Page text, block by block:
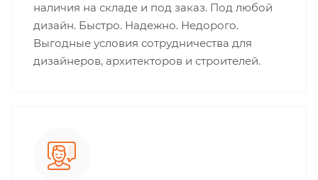
наличия на складе и под заказ. Под любой
дизайн. Быстро. Надежно. Недорого.
Выгодные условия сотрудничества для
дизайнеров, архитекторов и строителей.